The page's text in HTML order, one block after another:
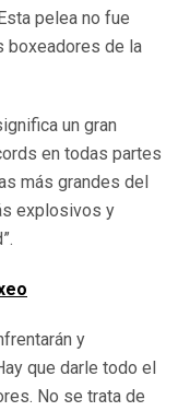
pelea no fue
boxeadores de la
un gran
en todas partes
más grandes del
explosivos y
y
que darle todo el
No se trata de